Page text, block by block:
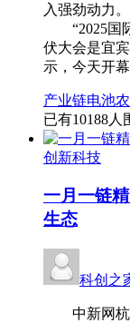
入强劲动力
“2025国际
伏大会是宜
示，今天开
产业链电池
已有10188人
创新科技
一月一链
生态
科创之
中新网杭